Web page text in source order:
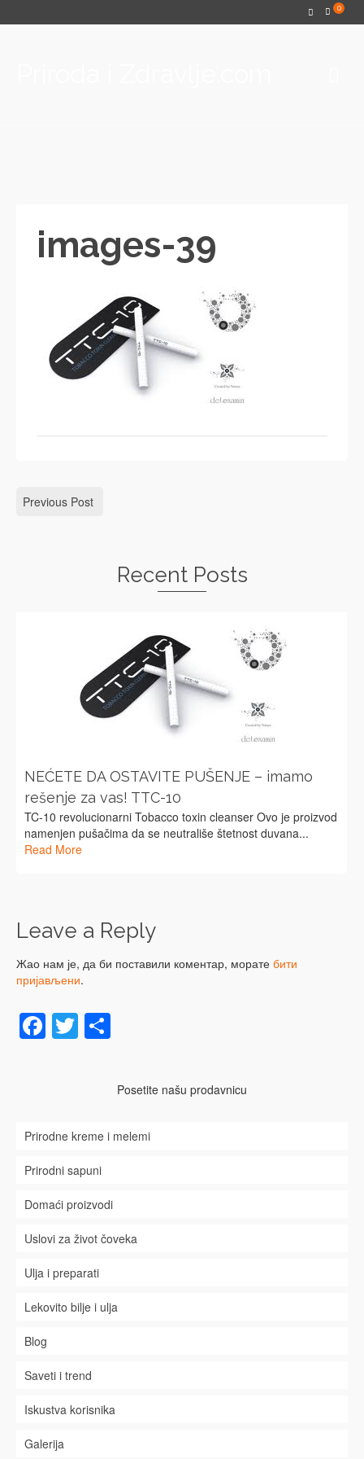
0
images-39
Previous Post
Recent Posts
NEĆETE DA OSTAVITE PUŠENJE – imamo
rešenje za vas! TTC-10
TC-10 revolucionarni Tobacco toxin cleanser Ovo je proizvod
namenjen pušačima da se neutrališe štetnost duvana...
Read More
Leave a Reply
Жао нам је, да би поставили коментар, морате бити
пријављени.
Facebook
Twitter
Posetite našu prodavnicu
Prirodne kreme i melemi
Prirodni sapuni
Domaći proizvodi
Uslovi za život čoveka
Ulja i preparati
Lekovito bilje i ulja
Blog
Saveti i trend
Iskustva korisnika
Galerija